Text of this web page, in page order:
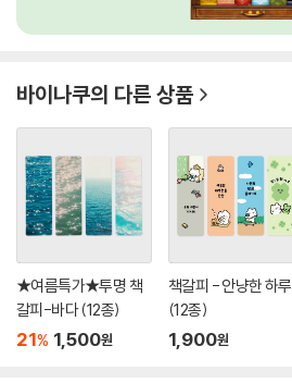
바이나쿠의 다른 상품
★여름특가★투명 책
갈피-바다 (12종)
21% 1,500원
책갈피 - 안냥한 하루
(12종)
1,900원